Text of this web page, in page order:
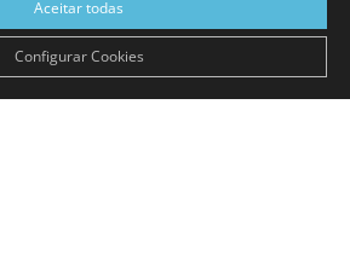
Jornal com distribuição em Portugal
e assinatura online.
Aceitar todas
Configurar Cookies